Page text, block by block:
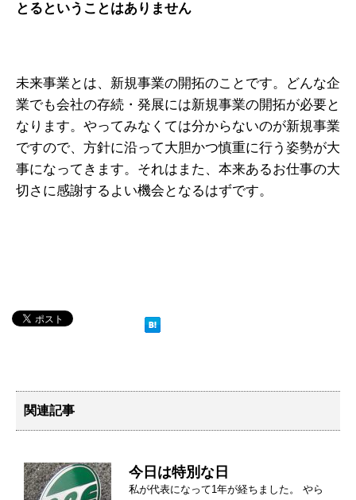
とるということはありません
未来事業とは、新規事業の開拓のことです。どんな企
業でも会社の存続・発展には新規事業の開拓が必要と
なります。やってみなくては分からないのが新規事業
ですので、方針に沿って大胆かつ慎重に行う姿勢が大
事になってきます。それはまた、本来あるお仕事の大
切さに感謝するよい機会となるはずです。
関連記事
今日は特別な日
私が代表になって1年が経ちました。 やら